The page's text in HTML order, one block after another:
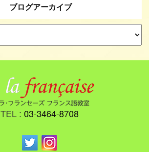
ブログアーカイブ
TEL : 03-3464-8708